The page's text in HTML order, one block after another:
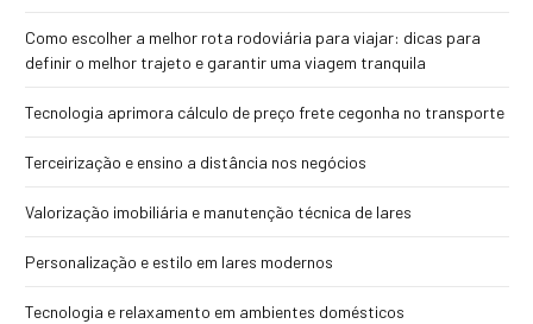
Como escolher a melhor rota rodoviária para viajar: dicas para
definir o melhor trajeto e garantir uma viagem tranquila
Tecnologia aprimora cálculo de preço frete cegonha no transporte
Terceirização e ensino a distância nos negócios
Valorização imobiliária e manutenção técnica de lares
Personalização e estilo em lares modernos
Tecnologia e relaxamento em ambientes domésticos